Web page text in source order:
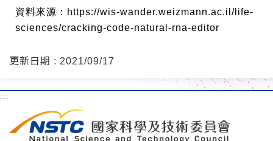
資料來源： https://wis-wander.weizmann.ac.il/life-
sciences/cracking-code-natural-rna-editor
更新日期 : 2021/09/17
:::